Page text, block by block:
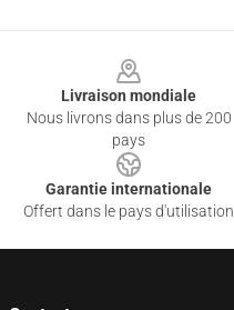
Livraison mondiale
Nous livrons dans plus de 200
pays
Garantie internationale
Offert dans le pays d'utilisation